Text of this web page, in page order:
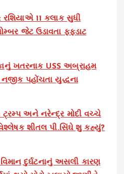
રશિયાએ 11 કલાક સુધી
જેટ ઉડાવતા ફફડાટ
ખતરનાક USS અબ્રાહમ
પહોંચતા યુદ્ધના
ટ્રમ્પ અને નરેન્દ્ર મોદી વચ્ચે
શીતલ પી.સિંઘે શુ કહ્યું?
દુર્ઘટનાનું અસલી કારણ